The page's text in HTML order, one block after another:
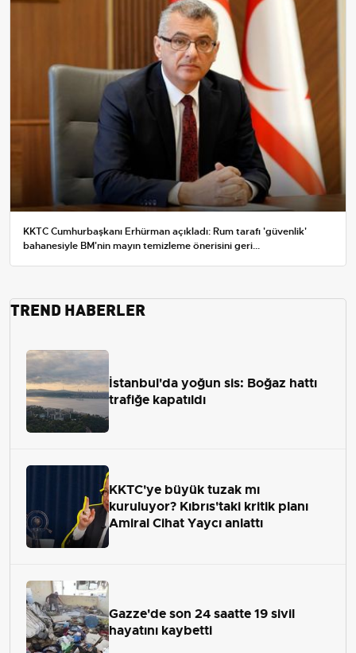
KKTC Cumhurbaşkanı Erhürman açıkladı: Rum tarafı 'güvenlik'
bahanesiyle BM'nin mayın temizleme önerisini geri...
TREND HABERLER
İstanbul'da yoğun sis: Boğaz hattı
trafiğe kapatıldı
KKTC'ye büyük tuzak mı
kuruluyor? Kıbrıs'taki kritik planı
Amiral Cihat Yaycı anlattı
Gazze'de son 24 saatte 19 sivil
hayatını kaybetti